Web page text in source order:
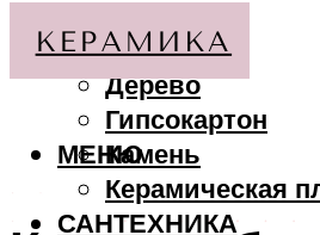
МАТЕРИАЛЫ
Дерево
Гипсокартон
Камень
Керамическая
САНТЕХНИКА
МЕНЮ